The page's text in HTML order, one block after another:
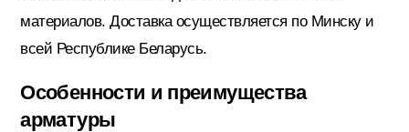
Строительный инструмент
Уголки; маяки
материалов. Доставка осуществляется по Минску и
всей Республике Беларусь.
Особенности и преимущества
арматуры